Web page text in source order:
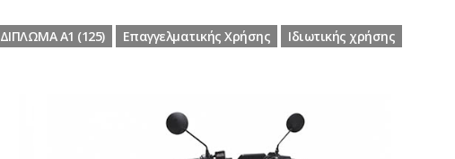
ΔΙΠΛΩΜΑ Α1 (125) Επαγγελματικής Χρήσης Ιδιωτικής χρήσης